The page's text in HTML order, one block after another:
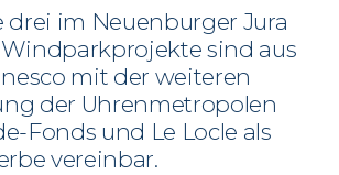
drei im Neuenburger Jura
sind aus
mit der weiteren
der Uhrenmetropolen
Fonds und Le Locle als
vereinbar.